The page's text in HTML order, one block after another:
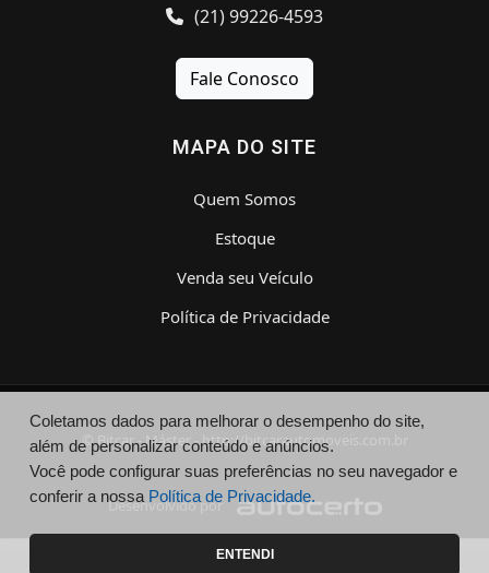
(21) 99226-4593
Fale Conosco
MAPA DO SITE
Quem Somos
Estoque
Venda seu Veículo
Política de Privacidade
© Bitcar - Máster - http://bitcarautomoveis.com.br
Desenvolvido por
Coletamos dados para melhorar o desempenho do site,
além de personalizar conteúdo e anúncios.
Você pode configurar suas preferências no seu navegador e
conferir a nossa Política de Privacidade.
ENTENDI